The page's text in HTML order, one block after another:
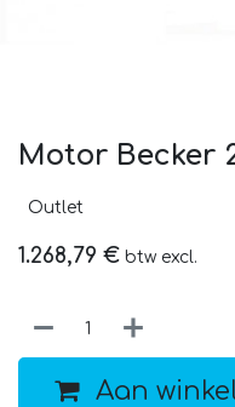
Motor Becker
Outlet
1.268,79 € btw excl.
Aan